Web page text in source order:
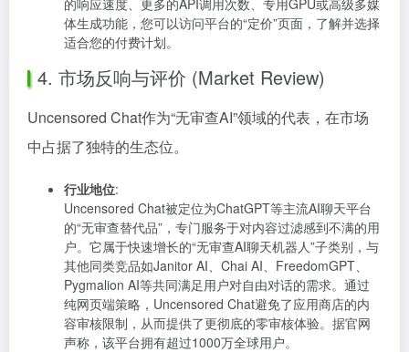
的响应速度、更多的API调用次数、专用GPU或高级多媒
体生成功能，您可以访问平台的“定价”页面，了解并选择
适合您的付费计划。
4. 市场反响与评价 (Market Review)
Uncensored Chat作为“无审查AI”领域的代表，在市场
中占据了独特的生态位。
行业地位:
Uncensored Chat被定位为ChatGPT等主流AI聊天平台
的“无审查替代品”，专门服务于对内容过滤感到不满的用
户。它属于快速增长的“无审查AI聊天机器人”子类别，与
其他同类竞品如Janitor AI、Chai AI、FreedomGPT、
Pygmalion AI等共同满足用户对自由对话的需求。通过
纯网页端策略，Uncensored Chat避免了应用商店的内
容审核限制，从而提供了更彻底的零审核体验。据官网
声称，该平台拥有超过1000万全球用户。